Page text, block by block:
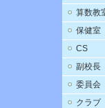
算数教
保健室
CS
副校長
委員会
クラブ